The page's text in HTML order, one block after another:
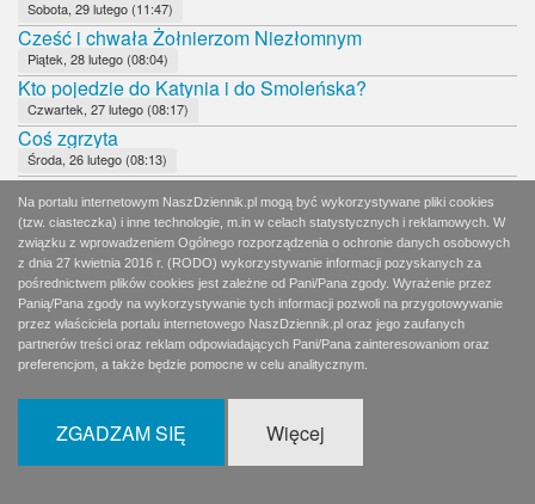
Sobota, 29 lutego (11:47)
Cześć i chwała Żołnierzom Niezłomnym
Piątek, 28 lutego (08:04)
Kto pojedzie do Katynia i do Smoleńska?
Czwartek, 27 lutego (08:17)
Coś zgrzyta
Środa, 26 lutego (08:13)
Mecz hokeja na zamarzniętej tafli Morskiego Oka
Wtorek, 25 lutego (08:00)
Bojaźliwy Tusk
Poniedziałek, 24 lutego (08:18)
Czy Zjednoczona Prawica jest w kryzysie?
Niedziela, 23 lutego (11:43)
Naturalny kłopot rządzących z NIK
Sobota, 22 lutego (11:54)
Kto za nimi stoi?
Na portalu internetowym NaszDziennik.pl mogą być wykorzystywane pliki cookies
(tzw. ciasteczka) i inne technologie, m.in w celach statystycznych i reklamowych. W
związku z wprowadzeniem Ogólnego rozporządzenia o ochronie danych osobowych
z dnia 27 kwietnia 2016 r. (RODO) wykorzystywanie informacji pozyskanych za
pośrednictwem plików cookies jest zależne od Pani/Pana zgody. Wyrażenie przez
Panią/Pana zgody na wykorzystywanie tych informacji pozwoli na przygotowywanie
przez właściciela portalu internetowego NaszDziennik.pl oraz jego zaufanych
partnerów treści oraz reklam odpowiadających Pani/Pana zainteresowaniom oraz
preferencjom, a także będzie pomocne w celu analitycznym.
ZGADZAM SIĘ Więcej